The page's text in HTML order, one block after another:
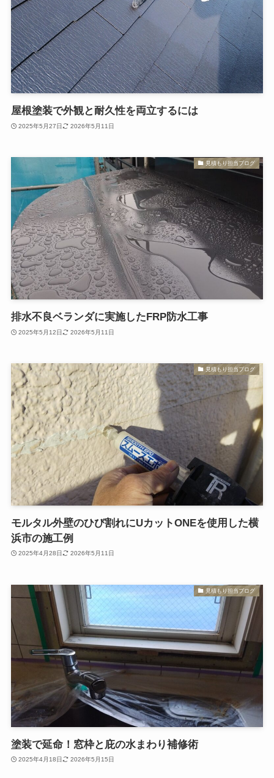
屋根塗装で外観と耐久性を両立するには
2025年5月27日 2026年5月11日
見積もり担当ブログ
排水不良ベランダに実施したFRP防水工事
2025年5月12日 2026年5月11日
見積もり担当ブログ
モルタル外壁のひび割れにUカットONEを使用した横
浜市の施工例
2025年4月28日 2026年5月11日
見積もり担当ブログ
塗装で延命！窓枠と庇の水まわり補修術
2025年4月18日 2026年5月15日